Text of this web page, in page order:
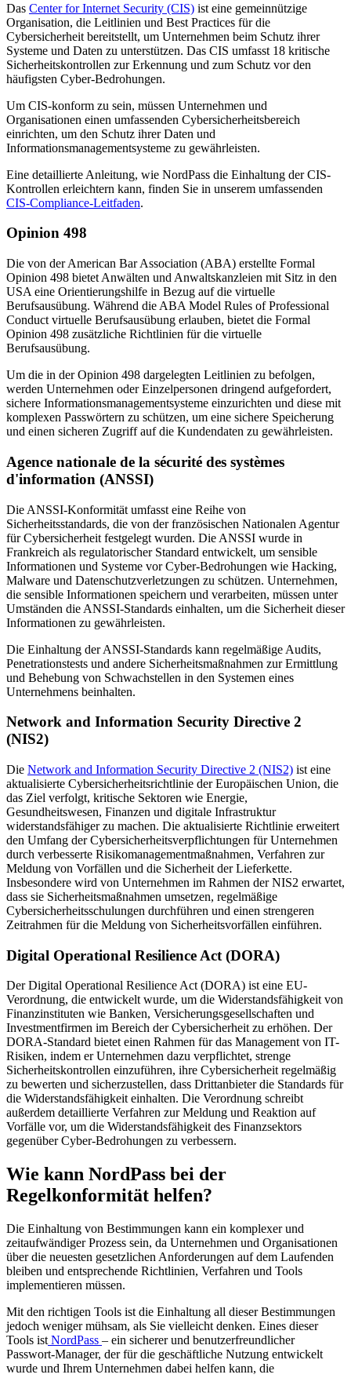
Das Center for Internet Security (CIS) ist eine gemeinnützige
Organisation, die Leitlinien und Best Practices für die
Cybersicherheit bereitstellt, um Unternehmen beim Schutz ihrer
Systeme und Daten zu unterstützen. Das CIS umfasst 18 kritische
Sicherheitskontrollen zur Erkennung und zum Schutz vor den
häufigsten Cyber-Bedrohungen.
Um CIS-konform zu sein, müssen Unternehmen und
Organisationen einen umfassenden Cybersicherheitsbereich
einrichten, um den Schutz ihrer Daten und
Informationsmanagementsysteme zu gewährleisten.
Eine detaillierte Anleitung, wie NordPass die Einhaltung der CIS-
Kontrollen erleichtern kann, finden Sie in unserem umfassenden
CIS-Compliance-Leitfaden.
Opinion 498
Die von der American Bar Association (ABA) erstellte Formal
Opinion 498 bietet Anwälten und Anwaltskanzleien mit Sitz in den
USA eine Orientierungshilfe in Bezug auf die virtuelle
Berufsausübung. Während die ABA Model Rules of Professional
Conduct virtuelle Berufsausübung erlauben, bietet die Formal
Opinion 498 zusätzliche Richtlinien für die virtuelle
Berufsausübung.
Um die in der Opinion 498 dargelegten Leitlinien zu befolgen,
werden Unternehmen oder Einzelpersonen dringend aufgefordert,
sichere Informationsmanagementsysteme einzurichten und diese mit
komplexen Passwörtern zu schützen, um eine sichere Speicherung
und einen sicheren Zugriff auf die Kundendaten zu gewährleisten.
Agence nationale de la sécurité des systèmes
d'information (ANSSI)
Die ANSSI-Konformität umfasst eine Reihe von
Sicherheitsstandards, die von der französischen Nationalen Agentur
für Cybersicherheit festgelegt wurden. Die ANSSI wurde in
Frankreich als regulatorischer Standard entwickelt, um sensible
Informationen und Systeme vor Cyber-Bedrohungen wie Hacking,
Malware und Datenschutzverletzungen zu schützen. Unternehmen,
die sensible Informationen speichern und verarbeiten, müssen unter
Umständen die ANSSI-Standards einhalten, um die Sicherheit dieser
Informationen zu gewährleisten.
Die Einhaltung der ANSSI-Standards kann regelmäßige Audits,
Penetrationstests und andere Sicherheitsmaßnahmen zur Ermittlung
und Behebung von Schwachstellen in den Systemen eines
Unternehmens beinhalten.
Network and Information Security Directive 2
(NIS2)
Die Network and Information Security Directive 2 (NIS2) ist eine
aktualisierte Cybersicherheitsrichtlinie der Europäischen Union, die
das Ziel verfolgt, kritische Sektoren wie Energie,
Gesundheitswesen, Finanzen und digitale Infrastruktur
widerstandsfähiger zu machen. Die aktualisierte Richtlinie erweitert
den Umfang der Cybersicherheitsverpflichtungen für Unternehmen
durch verbesserte Risikomanagementmaßnahmen, Verfahren zur
Meldung von Vorfällen und die Sicherheit der Lieferkette.
Insbesondere wird von Unternehmen im Rahmen der NIS2 erwartet,
dass sie Sicherheitsmaßnahmen umsetzen, regelmäßige
Cybersicherheitsschulungen durchführen und einen strengeren
Zeitrahmen für die Meldung von Sicherheitsvorfällen einführen.
Digital Operational Resilience Act (DORA)
Der Digital Operational Resilience Act (DORA) ist eine EU-
Verordnung, die entwickelt wurde, um die Widerstandsfähigkeit von
Finanzinstituten wie Banken, Versicherungsgesellschaften und
Investmentfirmen im Bereich der Cybersicherheit zu erhöhen. Der
DORA-Standard bietet einen Rahmen für das Management von IT-
Risiken, indem er Unternehmen dazu verpflichtet, strenge
Sicherheitskontrollen einzuführen, ihre Cybersicherheit regelmäßig
zu bewerten und sicherzustellen, dass Drittanbieter die Standards für
die Widerstandsfähigkeit einhalten. Die Verordnung schreibt
außerdem detaillierte Verfahren zur Meldung und Reaktion auf
Vorfälle vor, um die Widerstandsfähigkeit des Finanzsektors
gegenüber Cyber-Bedrohungen zu verbessern.
Wie kann NordPass bei der
Regelkonformität helfen?
Die Einhaltung von Bestimmungen kann ein komplexer und
zeitaufwändiger Prozess sein, da Unternehmen und Organisationen
über die neuesten gesetzlichen Anforderungen auf dem Laufenden
bleiben und entsprechende Richtlinien, Verfahren und Tools
implementieren müssen.
Mit den richtigen Tools ist die Einhaltung all dieser Bestimmungen
jedoch weniger mühsam, als Sie vielleicht denken. Eines dieser
Tools ist NordPass – ein sicherer und benutzerfreundlicher
Passwort-Manager, der für die geschäftliche Nutzung entwickelt
wurde und Ihrem Unternehmen dabei helfen kann, die